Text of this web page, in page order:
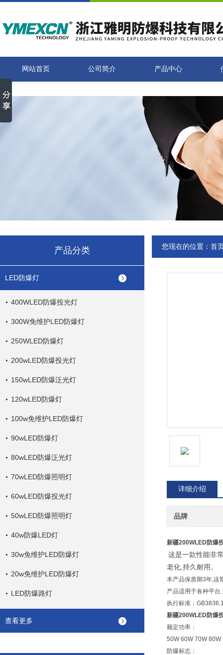
网站首页 公司简介 产品中心
产品分类
LED防爆灯
400WLED防爆投光灯
300W免维护LED防爆灯
250WLED防爆灯
200wLED防爆投光灯
150wLED防爆泛光灯
120wLED防爆灯
100w免维护LED防爆灯
90wLED防爆灯
80wLED防爆泛光灯
70wLED防爆照明灯
60wLED防爆投光灯
50wLED防爆照明灯
40w防爆LED灯
30w免维护LED防爆灯
20w免维护LED防爆灯
LED防爆路灯
查看更多
您现在的位置： 首
详细介绍
品牌
新疆200WLED防爆
这是一款性能非
老化 持久耐用。
本产品保质期3年,这
产品适用于各种平台
执行标准：
新疆200WLED防爆
额定功率：
50W 60W 70W
防爆标志：